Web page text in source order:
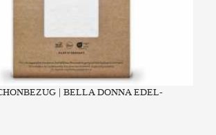
| BELLA DONNA EDEL-